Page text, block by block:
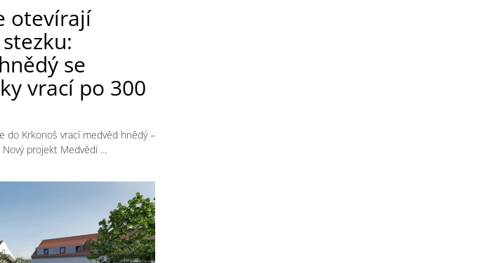
otevírají
se
vrací po 300
do Krkonoš vrací medvěd hnědý –
projekt Medvědí …